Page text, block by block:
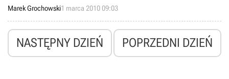
recenzja pojawiła się już na łamach Gry-OnLine, tymczasem oprócz
dzieła twórców Fahrenheita na rodzimym rynku ukazały się także
tytuły, jak Napoleon, Machinarium czy Darkest of the Days. Szczegóły
w poniższym zestawieniu.
Marek Grochowski1 marca 2010 09:03
NASTĘPNY DZIEŃ POPRZEDNI DZIEŃ